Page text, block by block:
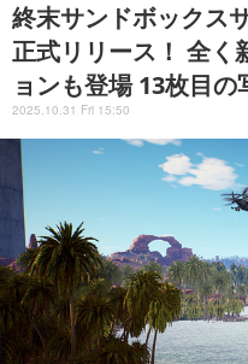
終末サンドボックス
正式リリース！ 全く
ョンも登場 13枚目の
2025.10.31 Fri 15:50